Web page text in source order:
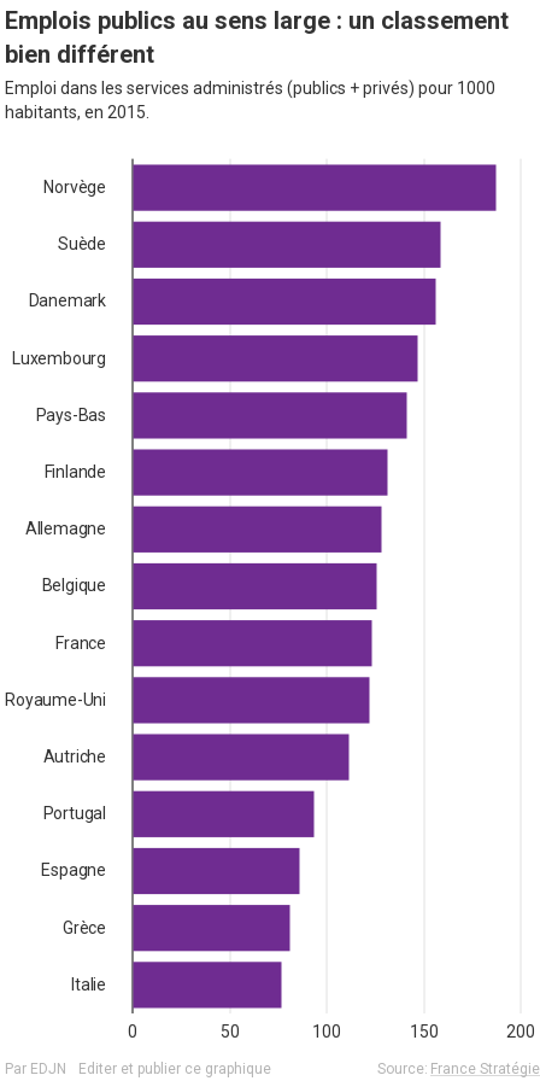
Emplois publics au sens large : un classement
bien différent
Emploi dans les services administrés (publics + privés) pour 1000
habitants, en 2015.
0 50 100 150 200
Source: France Stratégie
Editer et publier ce graphique
Par EDJN
Norvège
Suède
Danemark
Luxembourg
Pays-Bas
Finlande
Allemagne
Belgique
France
Royaume-Uni
Autriche
Portugal
Espagne
Grèce
Italie